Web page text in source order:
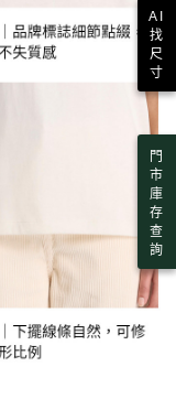
用戶狀況，依本公司即
，本公司將視審查結果
發現惡意使用之情形，
並採取法律行動。
門
市
庫
存
查
詢
AI
找
尺
寸